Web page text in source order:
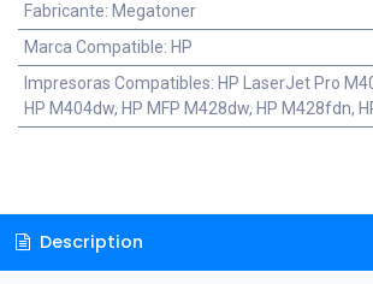
Fabricante: Megatoner
Marca Compatible: HP
Impresoras Compatibles: HP LaserJet Pro
HP M404dw, HP MFP M428dw, HP M428fdn,
Description